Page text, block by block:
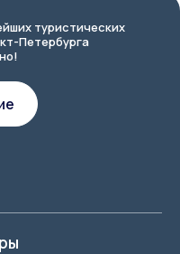
туристических
Петербурга